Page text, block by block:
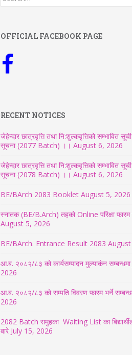
OFFICIAL FACEBOOK PAGE
RECENT NOTICES
जेहेन्दार छात्रवृत्ति तथा नि:शुल्कवृत्तिको सम्भावित
सूचना (2077 Batch) ।। August 6, 2026
जेहेन्दार छात्रवृत्ति तथा नि:शुल्कवृत्तिको सम्भावित
सूचना (2078 Batch) ।। August 6, 2026
BE/BArch 2083 Booklet August 5, 2026
स्नातक (BE/B.Arch) तहको Online परिक्षा फारम
August 5, 2026
BE/BArch. Entrance Result 2083
आ.ब. २०८२/८३ को कार्यसम्पादन मुल्याकंन सम्बन्धमा
2026
आ.ब. २०८२/८३ को सम्पति विवरण फारम भर्ने
2026
2082 Batch समुहका Waiting List का
बारे July 15, 2026